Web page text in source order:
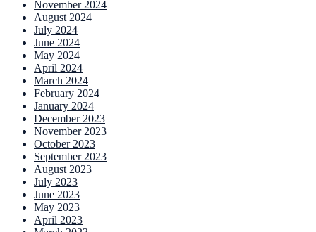
November 2024
August 2024
July 2024
June 2024
May 2024
April 2024
March 2024
February 2024
January 2024
December 2023
November 2023
October 2023
September 2023
August 2023
July 2023
June 2023
May 2023
April 2023